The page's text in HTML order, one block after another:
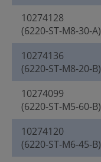
10274128
(6220-ST-M8-30-A)
10274136
(6220-ST-M8-20-B)
10274099
(6220-ST-M5-60-B)
10274120
(6220-ST-M6-45-B)